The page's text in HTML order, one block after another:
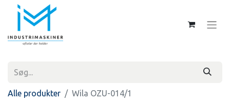
Alle produkter Wila OZU-014/1